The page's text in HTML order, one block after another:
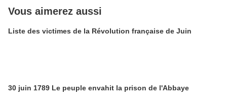
Vous aimerez aussi
Liste des victimes de la Révolution française de Juin
30 juin 1789 Le peuple envahit la prison de l'Abbaye